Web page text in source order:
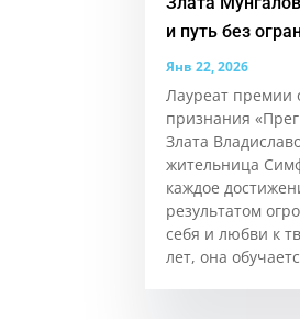
и путь без
Янв 22, 2026
Лауреат премии
признания
Злата
жительница
каждое
результатом
себя и любви к
лет, она